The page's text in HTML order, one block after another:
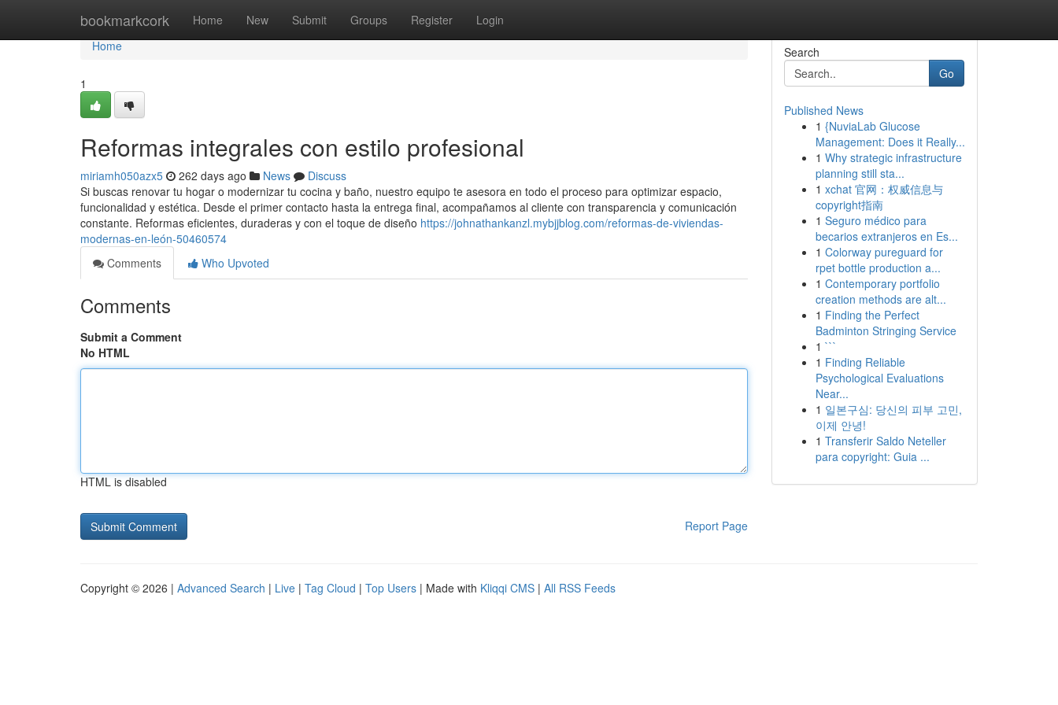
bookmarkcork Home New Submit Groups Register Login
Home
Home
1
Reformas integrales con estilo profesional
miriamh050azx5 262 days ago News
Discuss
Si buscas renovar tu hogar o modernizar tu cocina y baño, nuestro equipo te asesora en todo el proceso para optimizar espacio,
funcionalidad y estética. Desde el primer contacto hasta la entrega final, acompañamos al cliente con transparencia y comunicación
constante. Reformas eficientes, duraderas y con el toque de diseño https://johnathankanzl.mybjjblog.com/reformas-de-viviendas-
modernas-en-león-50460574
Comments
Who Upvoted
Comments
Submit a Comment
No HTML
HTML is disabled
Report Page
Search
Go
Published News
1 {NuviaLab Glucose
Management: Does it Really...
1 Why strategic infrastructure
planning still sta...
1 xchat 官网：权威信息与
copyright指南
1 Seguro médico para
becarios extranjeros en Es...
1 Colorway pureguard for
rpet bottle production a...
1 Contemporary portfolio
creation methods are alt...
1 Finding the Perfect
Badminton Stringing Service
1 ```
1 Finding Reliable
Psychological Evaluations
Near...
1 일본구심: 당신의 피부 고민,
이제 안녕!
1 Transferir Saldo Neteller
para copyright: Guia ...
Copyright © 2026 | Advanced Search | Live | Tag Cloud | Top Users | Made with Kliqqi CMS | All RSS Feeds